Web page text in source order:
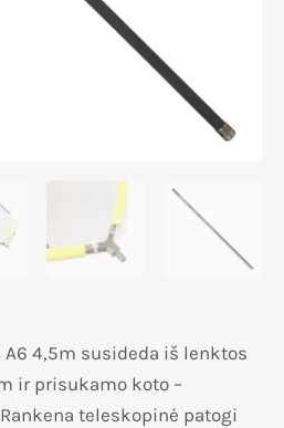
4,5m susideda iš lenktos
ir prisukamo koto –
teleskopinė patogi